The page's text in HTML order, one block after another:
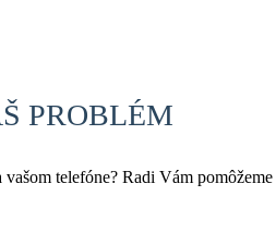
PROBLÉM
telefóne? Radi Vám pomôžeme